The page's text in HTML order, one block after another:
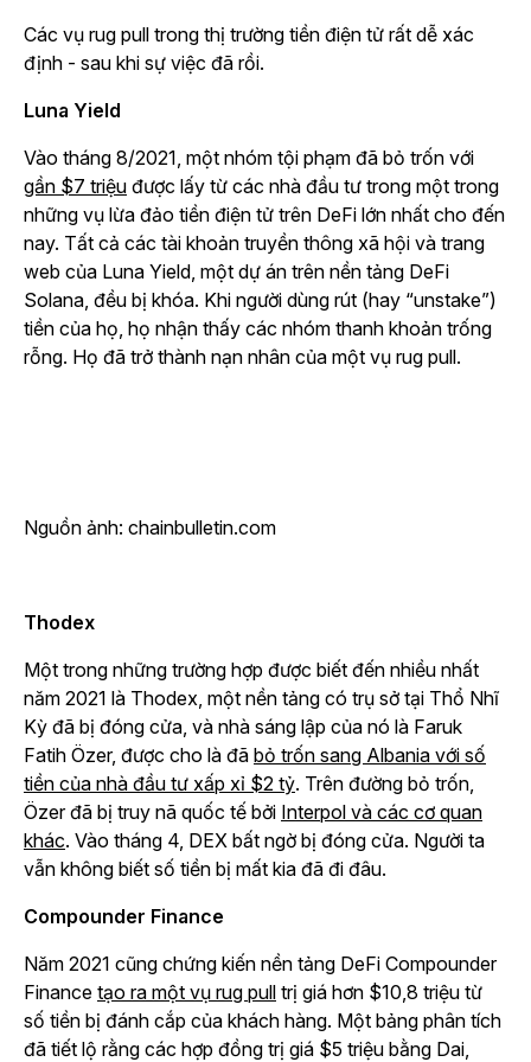
Các vụ rug pull trong thị trường tiền điện tử rất dễ xác
định - sau khi sự việc đã rồi.
Luna Yield
Vào tháng 8/2021, một nhóm tội phạm đã bỏ trốn với
gần $7 triệu được lấy từ các nhà đầu tư trong một trong
những vụ lừa đảo tiền điện tử trên DeFi lớn nhất cho đến
nay. Tất cả các tài khoản truyền thông xã hội và trang
web của Luna Yield, một dự án trên nền tảng DeFi
Solana, đều bị khóa. Khi người dùng rút (hay “unstake”)
tiền của họ, họ nhận thấy các nhóm thanh khoản trống
rỗng. Họ đã trở thành nạn nhân của một vụ rug pull.
Nguồn ảnh: chainbulletin.com
Thodex
Một trong những trường hợp được biết đến nhiều nhất
năm 2021 là Thodex, một nền tảng có trụ sở tại Thổ Nhĩ
Kỳ đã bị đóng cửa, và nhà sáng lập của nó là Faruk
Fatih Özer, được cho là đã bỏ trốn sang Albania với số
tiền của nhà đầu tư xấp xỉ $2 tỷ. Trên đường bỏ trốn,
Özer đã bị truy nã quốc tế bởi Interpol và các cơ quan
khác. Vào tháng 4, DEX bất ngờ bị đóng cửa. Người ta
vẫn không biết số tiền bị mất kia đã đi đâu.
Compounder Finance
Năm 2021 cũng chứng kiến nền tảng DeFi Compounder
Finance tạo ra một vụ rug pull trị giá hơn $10,8 triệu từ
số tiền bị đánh cắp của khách hàng. Một bảng phân tích
đã tiết lộ rằng các hợp đồng trị giá $5 triệu bằng Dai,